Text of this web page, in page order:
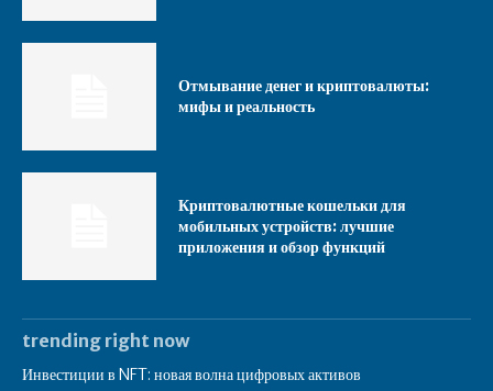
Отмывание денег и криптовалюты:
мифы и реальность
Криптовалютные кошельки для
мобильных устройств: лучшие
приложения и обзор функций
trending right now
Инвестиции в NFT: новая волна цифровых активов